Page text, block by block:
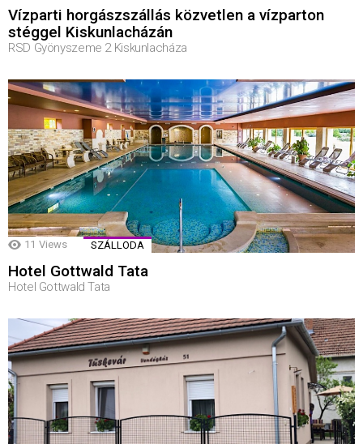
Vízparti horgászszállás közvetlen a vízparton
stéggel Kiskunlacházán
RSD Gyönyszeme 2 Kiskunlacháza
11 Views SZÁLLODA
Hotel Gottwald Tata
Hotel Gottwald Tata